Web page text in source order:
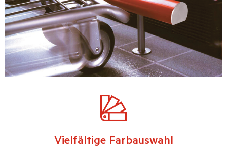
Vielfältige Farbauswahl